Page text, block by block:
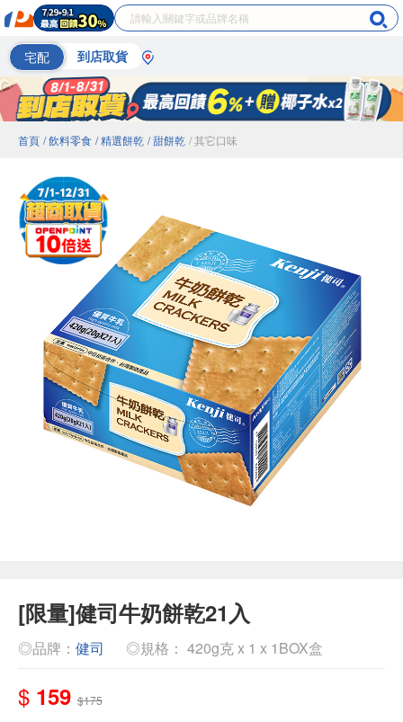
宅配 到店取貨
首頁 / 飲料零食 / 精選餅乾 / 甜餅乾 / 其它口味
[限量]健司牛奶餅乾21入
◎品牌： 健司 ◎規格： 420g克 x 1 x 1BOX盒
$ 159 $175